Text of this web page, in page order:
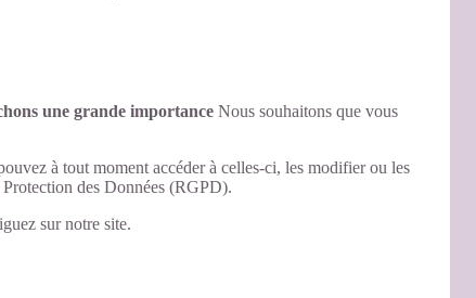
une grande importance Nous souhaitons que vous
à tout moment accéder à celles-ci, les modifier ou les
des Données (RGPD).
sur notre site.